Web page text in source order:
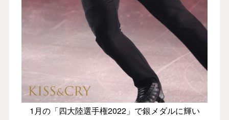
1月の「四大陸選手権2022」で銀メダルに輝い